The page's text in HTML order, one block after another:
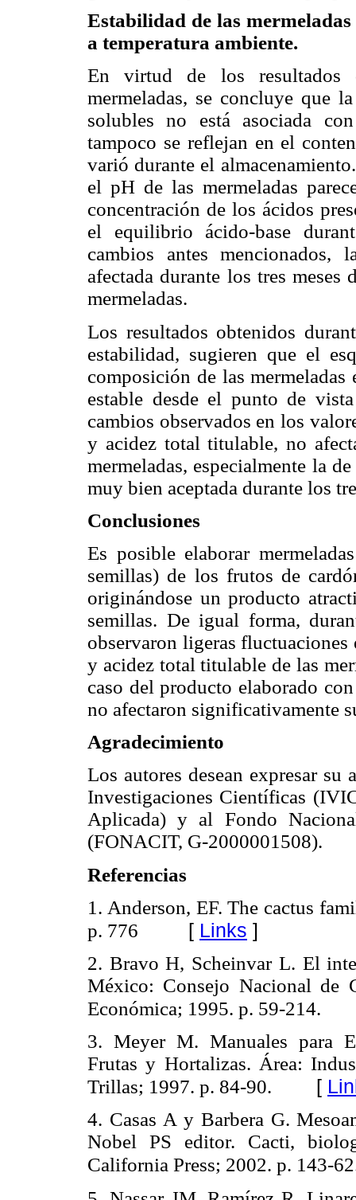
Estabilidad de las
a temperatura ambiente.
En virtud de los resultados
mermeladas, se concluye que
solubles no está asociada
tampoco se reflejan en el
varió durante el
el pH de las mermeladas
concentración de los ácidos
el equilibrio ácido-base
cambios antes
afectada durante los tres meses
mermeladas.
Los resultados obtenidos
estabilidad, sugieren que el
composición de las
estable desde el punto de
cambios observados en los
y acidez total titulable, no
mermeladas, especialmente la
muy bien aceptada durante los
Conclusiones
Es posible elaborar
semillas) de los frutos de
originándose un producto
semillas. De igual forma,
observaron ligeras
y acidez total titulable de las
caso del producto elaborado
no afectaron significativamente
Agradecimiento
Los autores desean expresar
Investigaciones Científicas
Aplicada) y al Fondo
(FONACIT, G-2000001508).
Referencias
1. Anderson, EF. The cactus
p. 776 [ Links ]
2. Bravo H, Scheinvar L. El
México: Consejo Nacional de
Económica; 1995. p. 59-214.
3. Meyer M. Manuales para
Frutas y Hortalizas. Área:
Trillas; 1997. p. 84-90. [
4. Casas A y Barbera G.
Nobel PS editor. Cacti,
California Press; 2002. p. 143-